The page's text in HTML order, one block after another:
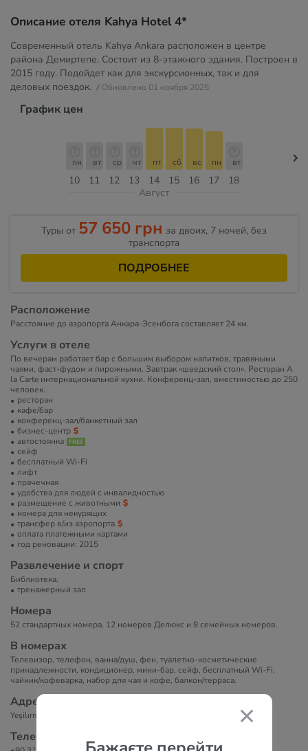
Описание отеля Kahya Hotel 4*
Современный отель Kahya Ankara расположен в центре
района Демиртепе. Состоит из 8-этажного здания. Построен в
2015 году. Подойдет как для экскурсионных, так и для
деловых поездок. // Обновлено 01 ноября 2025
График цен
10
пн
11
вт
12
ср
13
чт
14
пт
15
сб
16
вс
17
пн
18
вт
Август
Туры от 57 650 грн за двоих, 7 ночей, без
транспорта
ПОДРОБНЕЕ
Расположение
Расстояние до аэропорта Анкара-Эсенбога составляет 24 км.
Услуги в отеле
По вечерам работает бар с большим выбором напитков, травяными
чаями, фаст-фудом и пирожными. Завтрак «шведский стол». Ресторан A
la Carte интернациональной кухни. Конференц-зал, вместимостью до 250
человек.
ресторан
кафе/бар
конференц-зал/банкетный зал
бизнес-центр
автостоянка
сейф
бесплатный Wi-Fi
лифт
прачечная
удобства для людей с инвалидностью
размещение с животными
номера для некурящих
трансфер в/из аэропорта
оплата платежными картами
год реновации: 2015
Развлечение и спорт
Библиотека.
тренажерный зал
Номера
52 стандартных номера, 12 номеров Делюкс и 8 семейных номеров.
В номерах
Телевизор, телефон, ванна/душ, фен, туалетно-косметические
принадлежности, кондиционер, мини-бар, сейф, бесплатный Wi-Fi,
чайник/кофеварка, набор для чая и кофе, балкон/терраса.
Адрес
Yeşilırmak Cad. No 14 Demirtepe - Ankara / Turkey
Телефоны